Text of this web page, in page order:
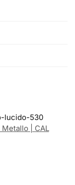
lucido-530
| CAL